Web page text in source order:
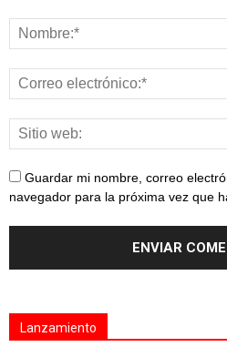
Guardar mi nombre, correo
navegador para la próxima vez que
Lanzamiento